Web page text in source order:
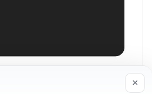
Bürosu ×